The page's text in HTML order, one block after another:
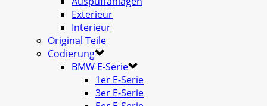
Exterieur
Interieur
Original Teile
Codierung
BMW E-Serie
1er E-Serie
3er E-Serie